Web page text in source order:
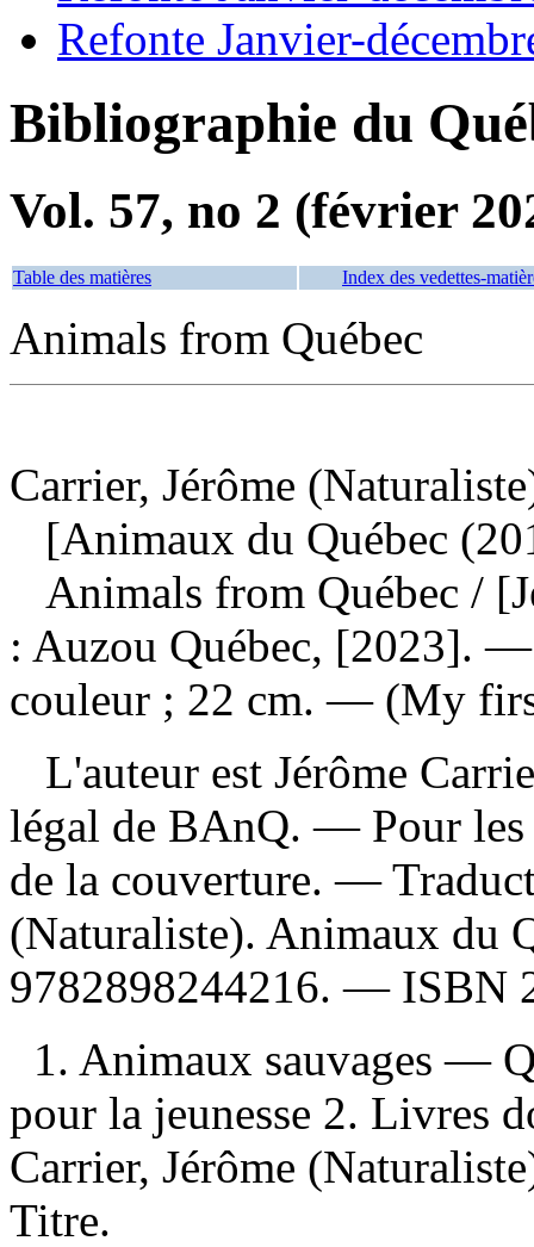
Refonte Janvier-
Bibliographie du
Vol. 57, no 2 (février
Table des matières Index des vedettes-
Animals from Québec
Carrier, Jérôme
[Animaux du Québec
Animals from Québec /
: Auzou Québec, [2023].
couleur ; 22 cm. — (My
L'auteur est Jérôme
légal de BAnQ. — Pour
de la couverture. —
(Naturaliste). Animaux du
9782898244216. — ISBN
1. Animaux sauvages —
pour la jeunesse 2. Livres
Carrier, Jérôme
Titre.